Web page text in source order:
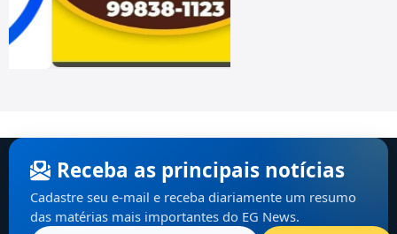
Receba as principais notícias
Cadastre seu e-mail e receba diariamente um resumo
das matérias mais importantes do EG News.